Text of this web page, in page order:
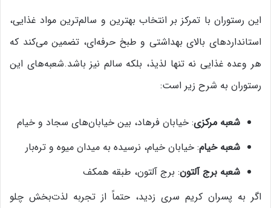
این رستوران با تمرکز بر انتخاب بهترین و سالم‌ترین مواد غذایی،
استانداردهای بالای بهداشتی و طبخ حرفه‌ای، تضمین می‌کند که
هر وعده غذایی نه تنها لذیذ، بلکه سالم نیز باشد.شعبه‌های این
رستوران به شرح زیر است:
شعبه مرکزی: خیابان فرهاد، بین خیابان‌های سجاد و خیام
شعبه خیام: خیابان خیام، نرسیده به میدان میوه و تره‌بار
شعبه برج آلتون: برج آلتون، طبقه همکف
اگر به پسران کریم سری زدید، حتماً از تجربه لذت‌بخش چلو